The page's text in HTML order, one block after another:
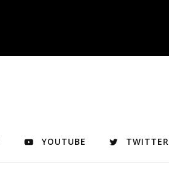
YOUTUBE TWITTER